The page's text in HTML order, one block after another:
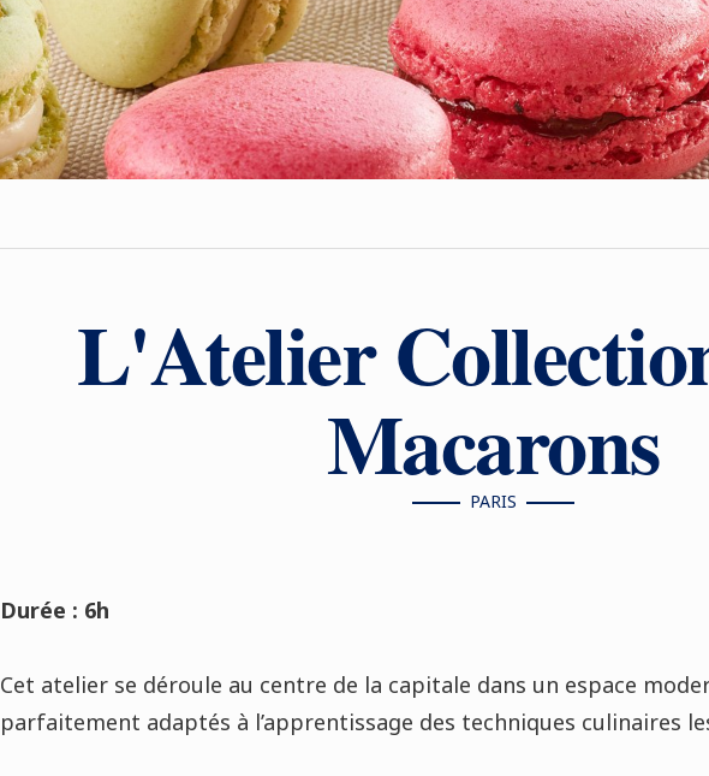
L'Atelier
Macarons
PARIS
Durée : 6h
Cet atelier se déroule au centre de la capitale dans un espace
parfaitement adaptés à l’apprentissage des techniques culinaires